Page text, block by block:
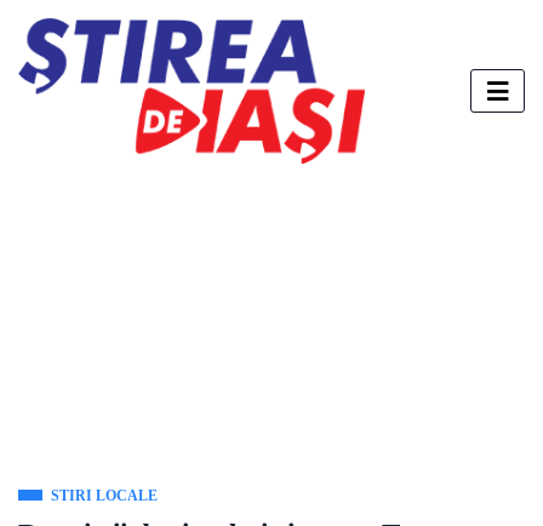
STIRI LOCALE